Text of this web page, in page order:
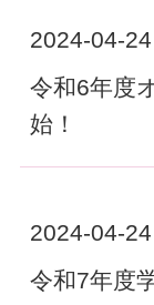
2024-04-24
令和6年度
始！
2024-04-24
令和7年度